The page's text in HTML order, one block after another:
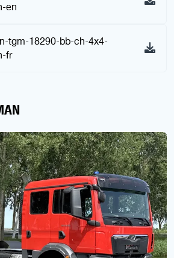
en
tgm-18290-bb-ch-4x4-
fr